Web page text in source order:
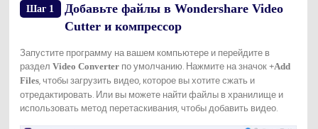
Шаг 1
Добавьте файлы в Wondershare Video
Cutter и компрессор
Запустите программу на вашем компьютере и перейдите в
раздел Video Converterпо умолчанию. Нажмите на значок +Add
Files, чтобы загрузить видео, которое вы хотите сжать и
отредактировать. Или вы можете найти файлы в хранилище и
использовать метод перетаскивания, чтобы добавить видео.